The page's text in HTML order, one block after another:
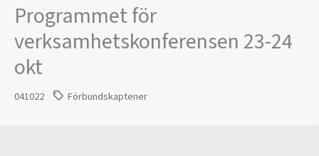
Programmet för
verksamhetskonferensen 23-24
okt
041022 Förbundskaptener